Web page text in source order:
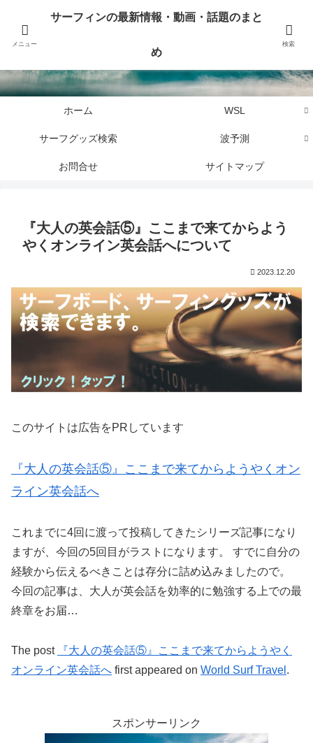
サーフィンに関するニュース・話題や最新情報を写真、画像、動画でまとめて
ホーム WSL
サーフグッズ検索 波予測
お問合せ サイトマップ
『大人の英会話⑤』ここまで来てからよう
やくオンライン英会話へについて
2023.12.20
このサイトは広告をPRしています
『大人の英会話⑤』ここまで来てからようやくオン
ライン英会話へ
これまでに4回に渡って投稿してきたシリーズ記事になり
ますが、今回の5回目がラストになります。 すでに自分の
経験から伝えるべきことは存分に詰め込みましたので。
今回の記事は、大人が英会話を効率的に勉強する上での最
終章をお届…
The post
『大人の英会話⑤』ここまで来てからようやく
オンライン英会話へ first appeared on World Surf Travel .
スポンサーリンク
メニュー
サーフィンの最新情報・動画・話題のまと
め
検索